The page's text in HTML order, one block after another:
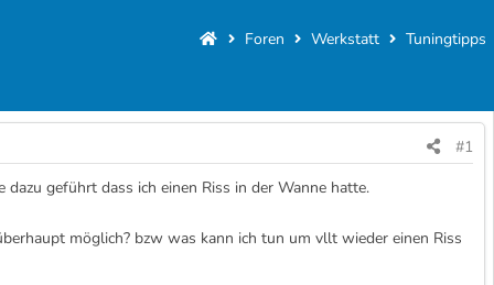
Foren Werkstatt Tuningtipps
#1
geführt dass ich einen Riss in der Wanne hatte.
möglich? bzw was kann ich tun um vllt wieder einen Riss